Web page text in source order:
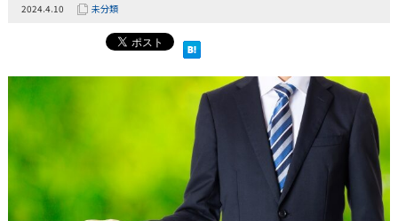
2024.4.10 未分類